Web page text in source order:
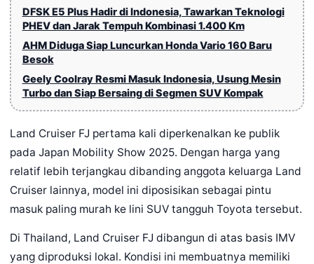
DFSK E5 Plus Hadir di Indonesia, Tawarkan Teknologi
PHEV dan Jarak Tempuh Kombinasi 1.400 Km
AHM Diduga Siap Luncurkan Honda Vario 160 Baru
Besok
Geely Coolray Resmi Masuk Indonesia, Usung Mesin
Turbo dan Siap Bersaing di Segmen SUV Kompak
Land Cruiser FJ pertama kali diperkenalkan ke publik
pada Japan Mobility Show 2025. Dengan harga yang
relatif lebih terjangkau dibanding anggota keluarga Land
Cruiser lainnya, model ini diposisikan sebagai pintu
masuk paling murah ke lini SUV tangguh Toyota tersebut.
Di Thailand, Land Cruiser FJ dibangun di atas basis IMV
yang diproduksi lokal. Kondisi ini membuatnya memiliki